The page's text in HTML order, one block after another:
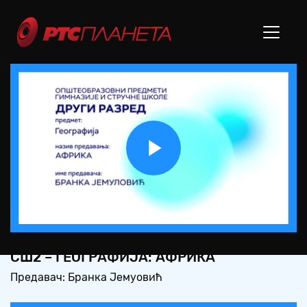
Play
Video
СШ2 – ГЕОГРАФИЈА: АФРИКА
Предавач: Бранка Јемуовић